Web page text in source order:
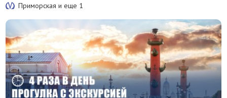
Приморская и еще 1